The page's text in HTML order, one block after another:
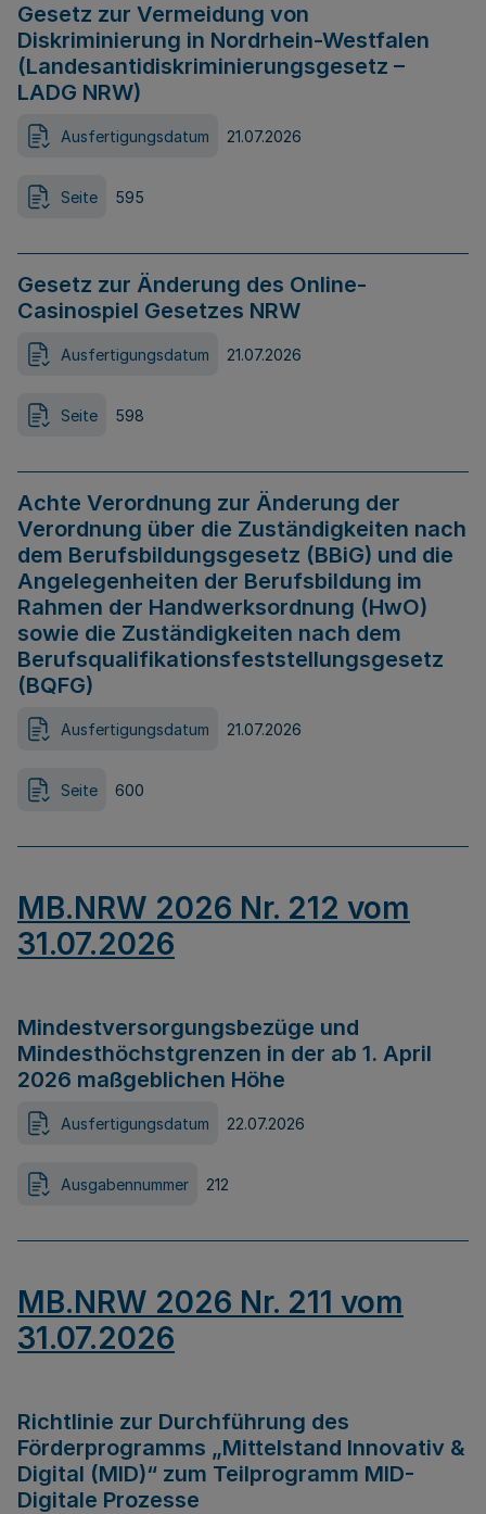
Gesetz zur Vermeidung von
Diskriminierung in Nordrhein-Westfalen
(Landesantidiskriminierungsgesetz –
LADG NRW)
Ausfertigungsdatum 21.07.2026
Seite 595
Gesetz zur Änderung des Online-
Casinospiel Gesetzes NRW
Ausfertigungsdatum 21.07.2026
Seite 598
Achte Verordnung zur Änderung der
Verordnung über die Zuständigkeiten nach
dem Berufsbildungsgesetz (BBiG) und die
Angelegenheiten der Berufsbildung im
Rahmen der Handwerksordnung (HwO)
sowie die Zuständigkeiten nach dem
Berufsqualifikationsfeststellungsgesetz
(BQFG)
Ausfertigungsdatum 21.07.2026
Seite 600
MB.NRW 2026 Nr. 212 vom
31.07.2026
Mindestversorgungsbezüge und
Mindesthöchstgrenzen in der ab 1. April
2026 maßgeblichen Höhe
Ausfertigungsdatum 22.07.2026
Ausgabennummer 212
MB.NRW 2026 Nr. 211 vom
31.07.2026
Richtlinie zur Durchführung des
Förderprogramms „Mittelstand Innovativ &
Digital (MID)“ zum Teilprogramm MID-
Digitale Prozesse